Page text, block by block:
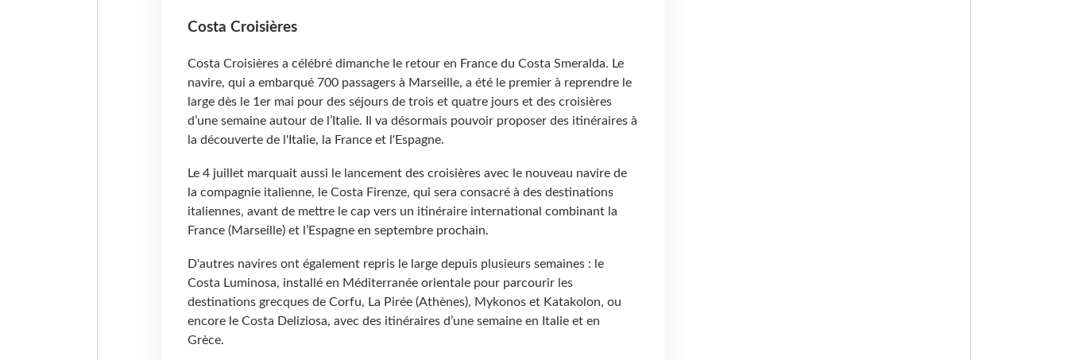
Costa Croisières
Costa Croisières a célébré dimanche le retour en France du Costa Smeralda. Le
navire, qui a embarqué 700 passagers à Marseille, a été le premier à reprendre le
large dès le 1er mai pour des séjours de trois et quatre jours et des croisières
d’une semaine autour de l’Italie. Il va désormais pouvoir proposer des itinéraires à
la découverte de l'Italie, la France et l'Espagne.
Le 4 juillet marquait aussi le lancement des croisières avec le nouveau navire de
la compagnie italienne, le Costa Firenze, qui sera consacré à des destinations
italiennes, avant de mettre le cap vers un itinéraire international combinant la
France (Marseille) et l’Espagne en septembre prochain.
D'autres navires ont également repris le large depuis plusieurs semaines : le
Costa Luminosa, installé en Méditerranée orientale pour parcourir les
destinations grecques de Corfu, La Pirée (Athènes), Mykonos et Katakolon, ou
encore le Costa Deliziosa, avec des itinéraires d’une semaine en Italie et en
Grèce.